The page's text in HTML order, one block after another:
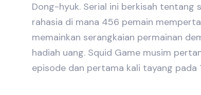
Dong-hyuk. Serial ini berkisah tentang
rahasia di mana 456 pemain
memainkan serangkaian permainan
hadiah uang. Squid Game musim
episode dan pertama kali tayang pada